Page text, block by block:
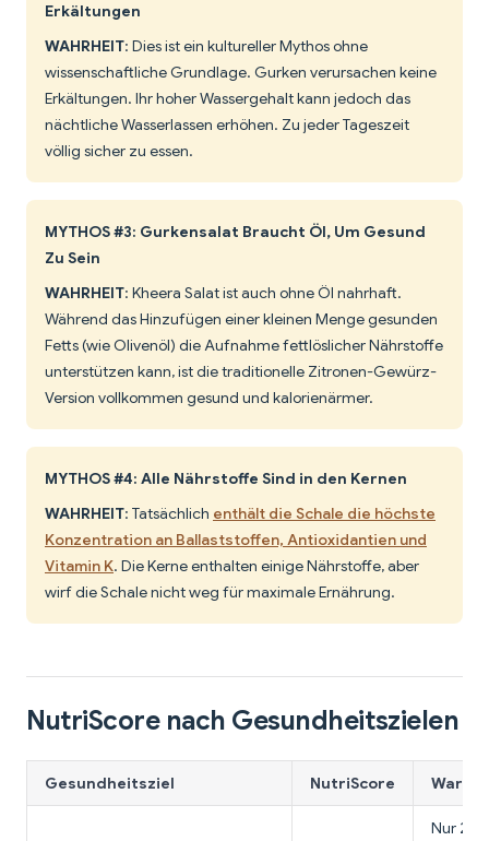
Erkältungen
WAHRHEIT: Dies ist ein kultureller Mythos ohne
wissenschaftliche Grundlage. Gurken verursachen keine
Erkältungen. Ihr hoher Wassergehalt kann jedoch das
nächtliche Wasserlassen erhöhen. Zu jeder Tageszeit
völlig sicher zu essen.
MYTHOS #3: Gurkensalat Braucht Öl, Um Gesund
Zu Sein
WAHRHEIT: Kheera Salat ist auch ohne Öl nahrhaft.
Während das Hinzufügen einer kleinen Menge gesunden
Fetts (wie Olivenöl) die Aufnahme fettlöslicher Nährstoffe
unterstützen kann, ist die traditionelle Zitronen-Gewürz-
Version vollkommen gesund und kalorienärmer.
MYTHOS #4: Alle Nährstoffe Sind in den Kernen
WAHRHEIT: Tatsächlich enthält die Schale die höchste
Konzentration an Ballaststoffen, Antioxidantien und
Vitamin K. Die Kerne enthalten einige Nährstoffe, aber
wirf die Schale nicht weg für maximale Ernährung.
NutriScore nach Gesundheitszielen
Gesundheitsziel NutriScore
Nur 25